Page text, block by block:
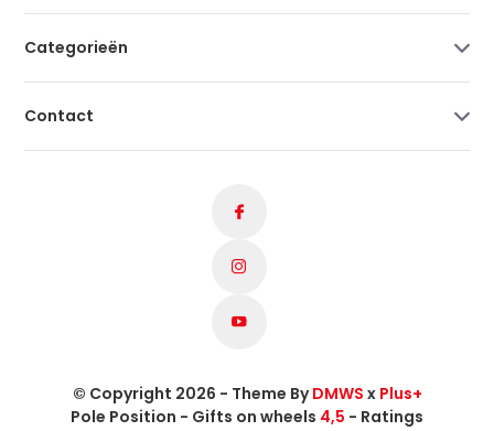
Categorieën
Contact
© Copyright 2026 - Theme ByDMWS x Plus+
Pole Position - Gifts on wheels 4,5 - Ratings